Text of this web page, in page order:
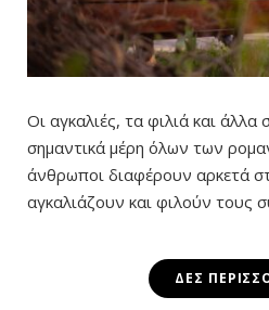
Οι αγκαλιές, τα φιλιά και άλλα
σημαντικά μέρη όλων των
άνθρωποι διαφέρουν αρκετά
αγκαλιάζουν και φιλούν τους
ΔΕΣ